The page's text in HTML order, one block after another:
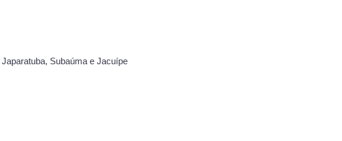
Subaúma e Jacuípe